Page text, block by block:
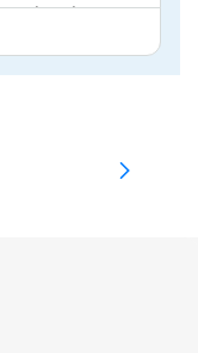
ela
eficácia
os músculos,
(sem
de
custo-